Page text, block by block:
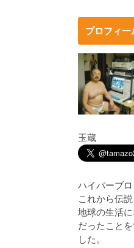
プロフィー
玉蔵
ハイパーブロ
これから伝
地球の生活
だったこと
した。